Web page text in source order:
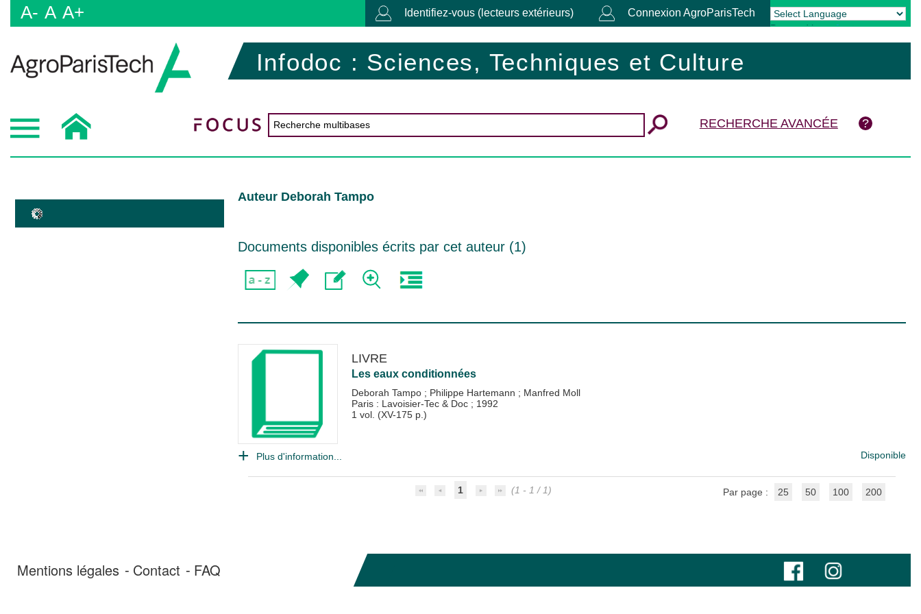
A- A A+ Identifiez-vous (lecteurs extérieurs) Connexion AgroParisTech
Powered by Translate
Infodoc : Sciences, Techniques et Culture
RECHERCHE AVANCÉE
Auteur Deborah Tampo
Documents disponibles écrits par cet auteur (1)
LIVRE
Les eaux conditionnées
Deborah Tampo ; Philippe Hartemann ; Manfred Moll
Paris : Lavoisier-Tec & Doc ; 1992
1 vol. (XV-175 p.)
Plus d'information... Disponible
1 (1 - 1 / 1) Par page : 25 50 100 200
Mentions légales Contact FAQ